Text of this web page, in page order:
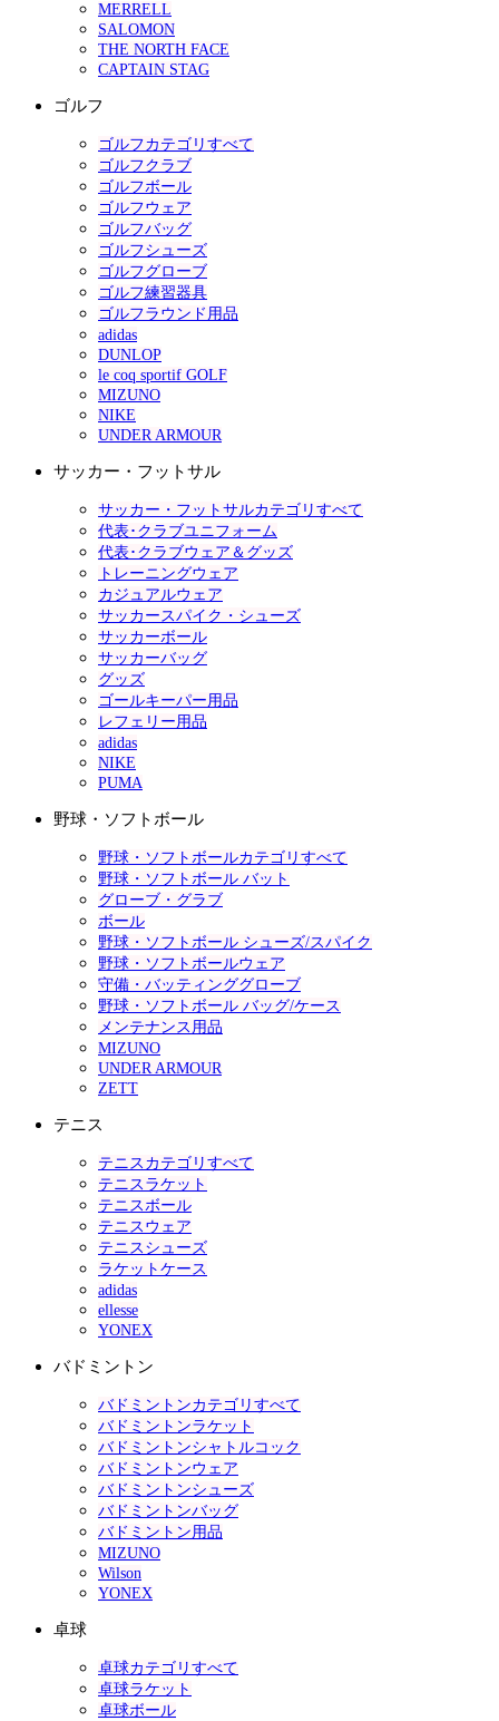
MERRELL
SALOMON
THE NORTH FACE
CAPTAIN STAG
ゴルフ
ゴルフカテゴリすべて
ゴルフクラブ
ゴルフボール
ゴルフウェア
ゴルフバッグ
ゴルフシューズ
ゴルフグローブ
ゴルフ練習器具
ゴルフラウンド用品
adidas
DUNLOP
le coq sportif GOLF
MIZUNO
NIKE
UNDER ARMOUR
サッカー・フットサル
サッカー・フットサルカテゴリすべて
代表･クラブユニフォーム
代表･クラブウェア＆グッズ
トレーニングウェア
カジュアルウェア
サッカースパイク・シューズ
サッカーボール
サッカーバッグ
グッズ
ゴールキーパー用品
レフェリー用品
adidas
NIKE
PUMA
野球・ソフトボール
野球・ソフトボールカテゴリすべて
野球・ソフトボール バット
グローブ・グラブ
ボール
野球・ソフトボール シューズ/スパイク
野球・ソフトボールウェア
守備・バッティンググローブ
野球・ソフトボール バッグ/ケース
メンテナンス用品
MIZUNO
UNDER ARMOUR
ZETT
テニス
テニスカテゴリすべて
テニスラケット
テニスボール
テニスウェア
テニスシューズ
ラケットケース
adidas
ellesse
YONEX
バドミントン
バドミントンカテゴリすべて
バドミントンラケット
バドミントンシャトルコック
バドミントンウェア
バドミントンシューズ
バドミントンバッグ
バドミントン用品
MIZUNO
Wilson
YONEX
卓球
卓球カテゴリすべて
卓球ラケット
卓球ボール